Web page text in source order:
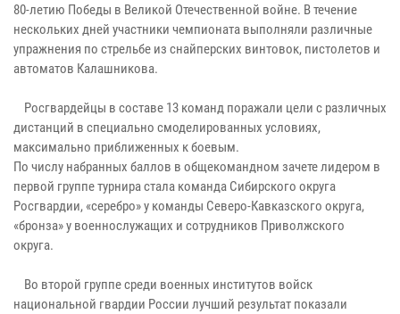
80-летию Победы в Великой Отечественной войне. В течение
нескольких дней участники чемпионата выполняли различные
упражнения по стрельбе из снайперских винтовок, пистолетов и
автоматов Калашникова.
Росгвардейцы в составе 13 команд поражали цели с различных
дистанций в специально смоделированных условиях,
максимально приближенных к боевым.
По числу набранных баллов в общекомандном зачете лидером в
первой группе турнира стала команда Сибирского округа
Росгвардии, «серебро» у команды Северо-Кавказского округа,
«бронза» у военнослужащих и сотрудников Приволжского
округа.
Во второй группе среди военных институтов войск
национальной гвардии России лучший результат показали